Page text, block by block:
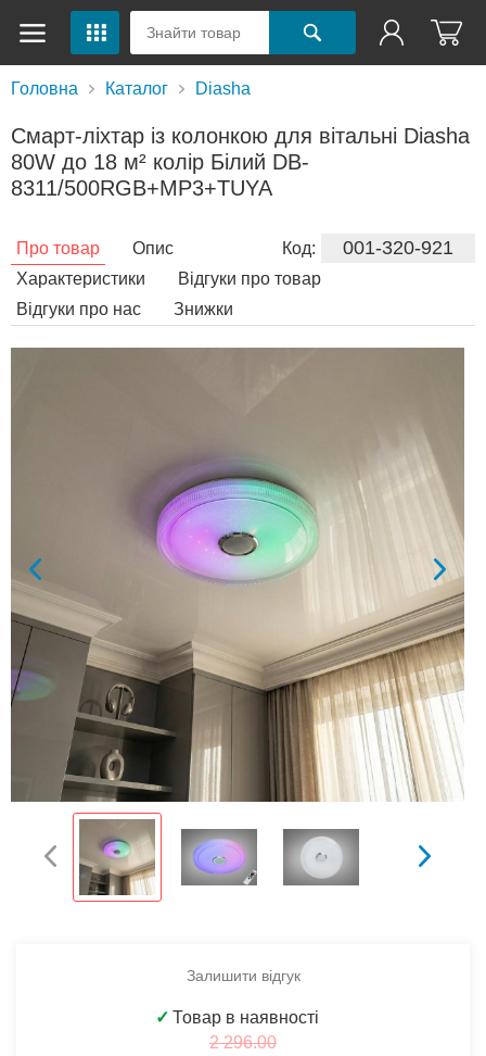
Головна Каталог Diasha
Смарт-ліхтар із колонкою для вітальні Diasha
80W до 18 м² колір Білий DB-
8311/500RGB+MP3+TUYA
Код: 001-320-921
Про товар
Опис
Характеристики
Відгуки про товар
Відгуки про нас
Знижки
Залишити відгук
✓ Товар в наявності
2 296.00